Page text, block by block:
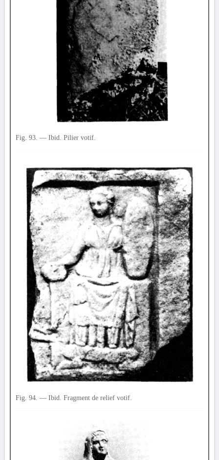
Fig. 93. — Ibid. Pilier votif.
Fig. 94. — Ibid. Fragment de relief votif.